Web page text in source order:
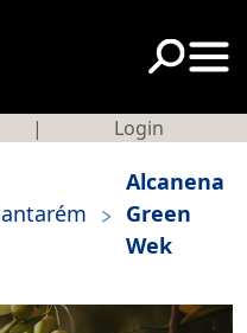
| Login
>
Alcanena
Green
Wek